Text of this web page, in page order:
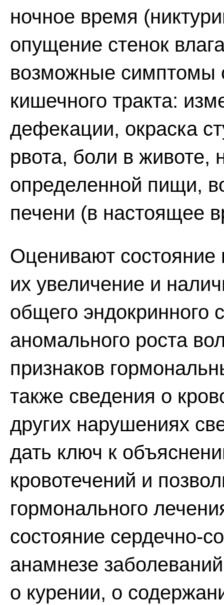
ночное время
опущение стенок
возможные симптомы
кишечного тракта:
дефекации, окраска
рвота, боли в животе,
определенной пищи,
печени (в настоящее
Оценивают
их увеличение и
общего эндокринного
аномального роста
признаков
также сведения о
других нарушениях
дать ключ к
кровотечений и
гормонального
состояние сердечно-
анамнезе
о курении, о